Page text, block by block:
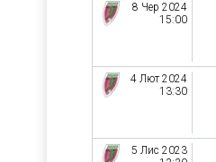
8 Чер 2024
15:00
4 Лют 2024
13:30
5 Лис 2023